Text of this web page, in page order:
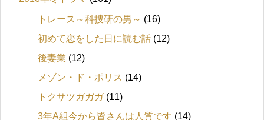
トレース～科捜研の男～ (16)
初めて恋をした日に読む話 (12)
後妻業 (12)
メゾン・ド・ポリス (14)
トクサツガガガ(11)
3年A組今から皆さんは人質です (14)